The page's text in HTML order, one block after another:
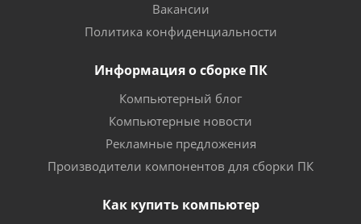
Вакансии
Политика конфиденциальности
Информация о сборке ПК
Компьютерный блог
Компьютерные новости
Рекламные предложения
Производители компонентов для сборки ПК
Как купить компьютер